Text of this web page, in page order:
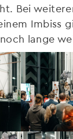
Bei
Imbiss
lange